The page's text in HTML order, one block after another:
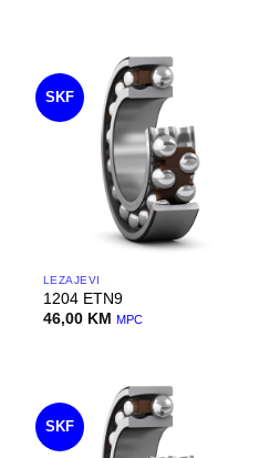
SKF
LEŽAJEVI
1204 ETN9
46,00 KM MPC
SKF